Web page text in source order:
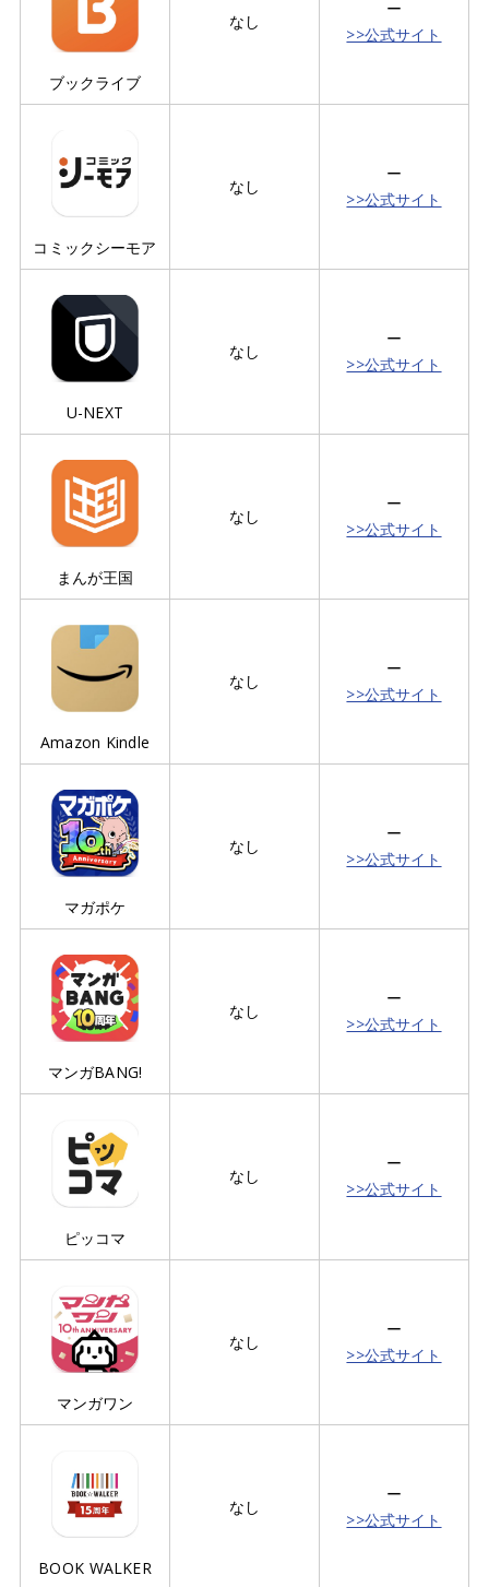
ブックライブ
なし
ー
>>公式サイト
コミックシーモア
なし
ー
>>公式サイト
U-NEXT
なし
ー
>>公式サイト
まんが王国
なし
ー
>>公式サイト
Amazon Kindle
なし
ー
>>公式サイト
マガポケ
なし
ー
>>公式サイト
マンガBANG!
なし
ー
>>公式サイト
ピッコマ
なし
ー
>>公式サイト
マンガワン
なし
ー
>>公式サイト
BOOK WALKER
なし
ー
>>公式サイト